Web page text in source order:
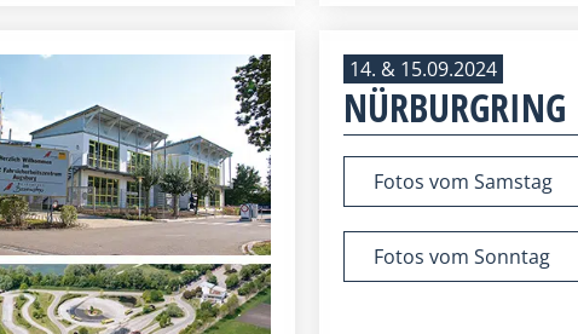
14. & 15.09.2024
NÜRBURGRING
Fotos vom Samstag
Fotos vom Sonntag